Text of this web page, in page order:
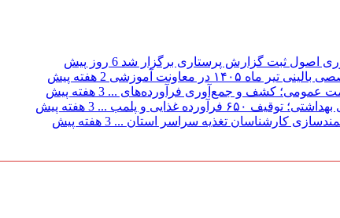
اصول ثبت گزارش پرستاری برگزار شد 6 روز پیش
۱۴۰۵ در معاونت آموزشی
2 هفته پیش
عمومی؛ کشف و جمع‌آوری فرآورده‌های ... 3 هفته پیش
فرآورده غذایی و پلمب ...
3 هفته پیش
کارشناسان تغذیه سراسر استان ... 3 هفته پیش